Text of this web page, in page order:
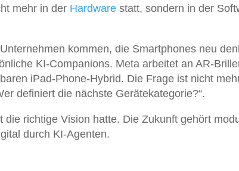
mehr in der Hardware statt, sondern in der
kommen, die Smartphones neu
KI-Companions. Meta arbeitet an AR-
iPad-Phone-Hybrid. Die Frage ist nicht
definiert die nächste Gerätekategorie?“.
richtige Vision hatte. Die Zukunft gehört
durch KI-Agenten.